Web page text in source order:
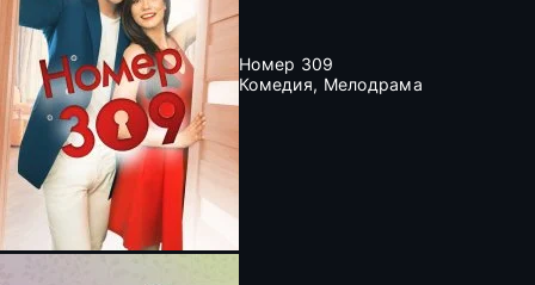
Номер 309
Комедия, Мелодрама